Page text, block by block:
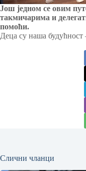
Још једном се овим
такмичарима и
помоћи.
Деца су наша
Слични чланци